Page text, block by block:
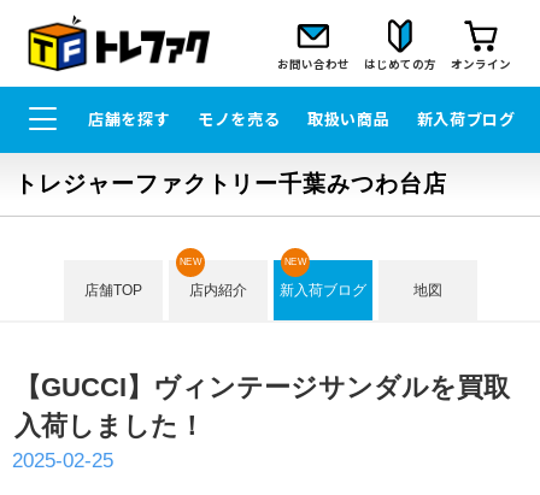
お問い合わせ はじめての方 オンライン
店舗を探す モノを売る 取扱い商品 新入荷ブログ
トレジャーファクトリー千葉みつわ台店
店舗TOP 店内紹介
NEW
新入荷ブログ
NEW
地図
【GUCCI】ヴィンテージサンダルを買取
入荷しました！
2025-02-25